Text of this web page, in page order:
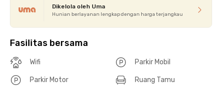
Dikelola oleh Uma
Hunian berlayanan lengkap dengan harga terjangkau
Fasilitas bersama
Wifi Parkir Mobil
Parkir Motor Ruang Tamu